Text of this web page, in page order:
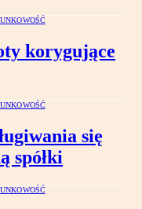
korygujące
się
spółki